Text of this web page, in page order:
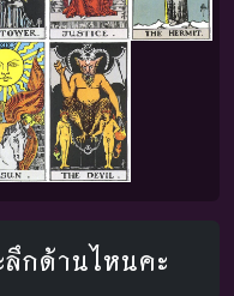
ลึกด้านไหนคะ